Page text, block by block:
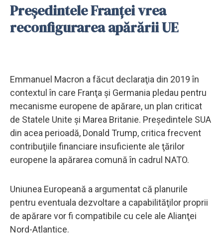
Președintele Franței vrea
reconfigurarea apărării UE
Emmanuel Macron a făcut declaraţia din 2019 în
contextul în care Franţa şi Germania pledau pentru
mecanisme europene de apărare, un plan criticat
de Statele Unite şi Marea Britanie. Preşedintele SUA
din acea perioadă, Donald Trump, critica frecvent
contribuţiile financiare insuficiente ale ţărilor
europene la apărarea comună în cadrul NATO.
Uniunea Europeană a argumentat că planurile
pentru eventuala dezvoltare a capabilităţilor proprii
de apărare vor fi compatibile cu cele ale Alianţei
Nord-Atlantice.